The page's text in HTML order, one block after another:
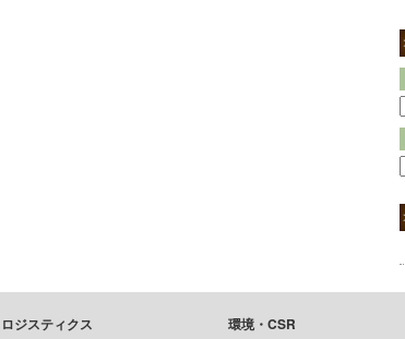
ロジスティクス 環境・CSR